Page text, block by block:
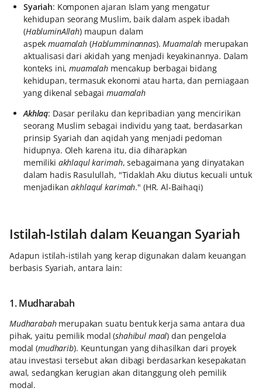
Syariah: Komponen ajaran Islam yang mengatur
kehidupan seorang Muslim, baik dalam aspek ibadah
(HabluminAllah) maupun dalam
aspekmuamalah (Hablumminannas).Muamalah merupakan
aktualisasi dari akidah yang menjadi keyakinannya. Dalam
konteks ini,muamalah mencakup berbagai bidang
kehidupan, termasuk ekonomi atau harta, dan perniagaan
yang dikenal sebagaimuamalah
Akhlaq: Dasar perilaku dan kepribadian yang mencirikan
seorang Muslim sebagai individu yang taat, berdasarkan
prinsip Syariah dan aqidah yang menjadi pedoman
hidupnya. Oleh karena itu, dia diharapkan
memiliki akhlaqul karimah, sebagaimana yang dinyatakan
dalam hadis Rasulullah, "Tidaklah Aku diutus kecuali untuk
menjadikanakhlaqul karimah." (HR. Al-Baihaqi)
Istilah-Istilah dalam Keuangan Syariah
Adapun istilah-istilah yang kerap digunakan dalam keuangan
berbasis Syariah, antara lain:
1. Mudharabah
Mudharabahmerupakan suatu bentuk kerja sama antara dua
pihak, yaitu pemilik modal (shahibul maal) dan pengelola
modal (mudharib). Keuntungan yang dihasilkan dari proyek
atau investasi tersebut akan dibagi berdasarkan kesepakatan
awal, sedangkan kerugian akan ditanggung oleh pemilik
modal.